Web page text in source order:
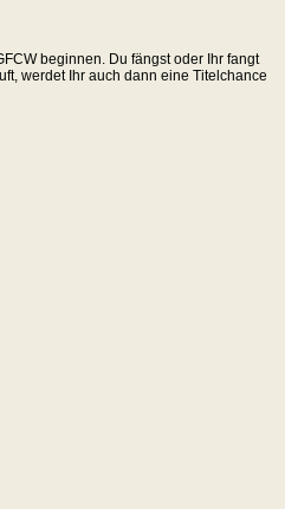
beginnen. Du fängst oder Ihr fangt
werdet Ihr auch dann eine Titelchance